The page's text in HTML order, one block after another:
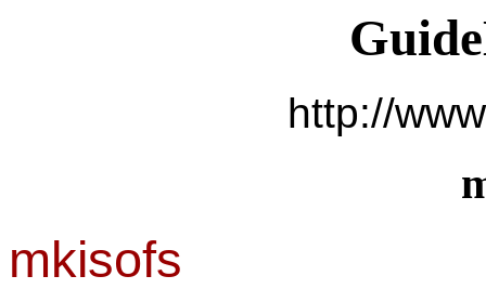
http://
mkisofs